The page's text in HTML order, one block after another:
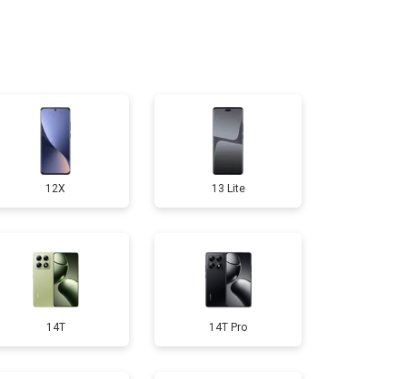
1400 ₽ Заказать
2700 ₽ Заказать
950 ₽ Заказать
1750 ₽ Заказать
12X 13 Lite
14T 14T Pro